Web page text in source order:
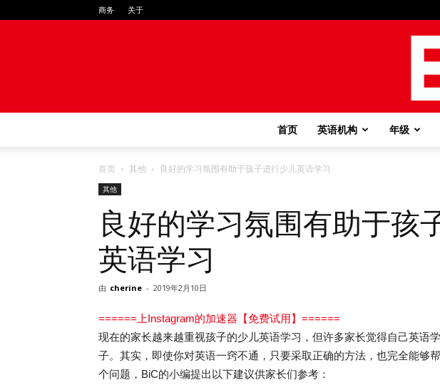
商务 关于
首页 英语机构 年级
首页 其他 良好的学习氛围有助于孩子进行少儿英语学习
其他
良好的学习氛围有助于孩
英语学习
由 cherine - 2019年2月10日
======上Instagram的加速器【免费试用】======
现在的家长越来越重视孩子的少儿英语学习，但许多家长觉得自己英语
子。其实，即使你对英语一窍不通，只要采取正确的方法，也完全能够
个问题，BiC的小编提出以下建议供家长们参考：